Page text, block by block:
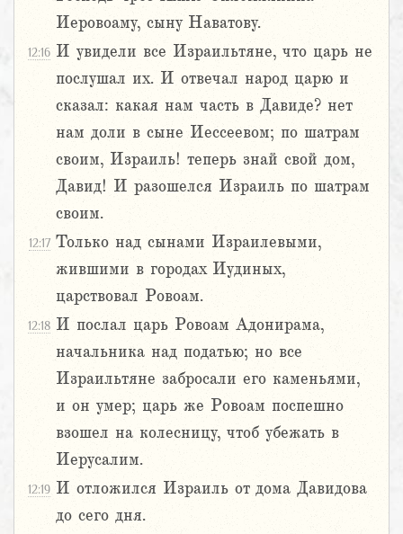
Иеровоаму, сыну Наватову.
12:16 И увидели все Израильтяне, что царь не
послушал их. И отвечал народ царю и
сказал: какая нам часть в Давиде? нет
нам доли в сыне Иессеевом; по шатрам
своим, Израиль! теперь знай свой дом,
Давид! И разошелся Израиль по шатрам
своим.
12:17 Только над сынами Израилевыми,
жившими в городах Иудиных,
царствовал Ровоам.
12:18 И послал царь Ровоам Адонирама,
начальника над податью; но все
Израильтяне забросали его каменьями,
и он умер; царь же Ровоам поспешно
взошел на колесницу, чтоб убежать в
Иерусалим.
12:19 И отложился Израиль от дома Давидова
до сего дня.